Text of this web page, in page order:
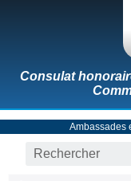
Consulat
Ambassades